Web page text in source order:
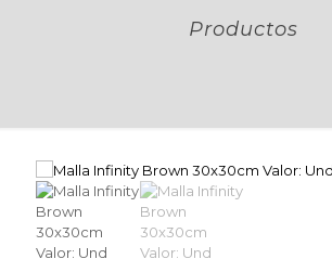
Productos